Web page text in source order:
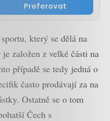
Preferovat
který se dělá na
založen z velké části na
případě se tedy jedná o
často prodávají za na
Ostatně se o tom
Čech s